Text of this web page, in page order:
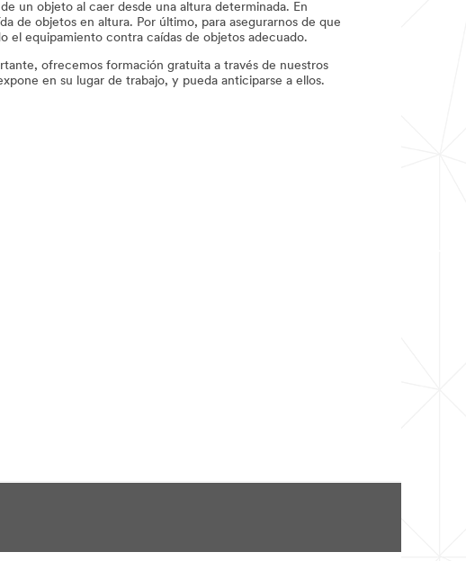
un objeto al caer desde una altura determinada. En
de objetos en altura. Por último, para asegurarnos de que
el equipamiento contra caídas de objetos adecuado.
ofrecemos formación gratuita a través de nuestros
en su lugar de trabajo, y pueda anticiparse a ellos.